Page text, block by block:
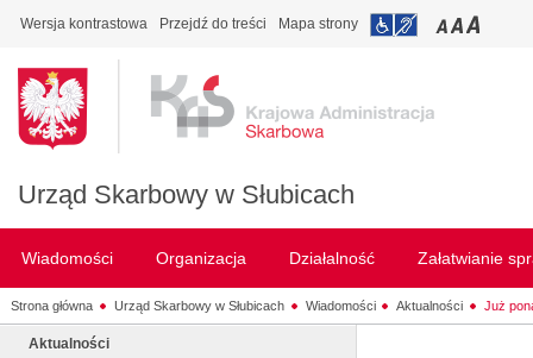
Wersja kontrastowa Przejdź do treści Mapa strony
Urząd Skarbowy w Słubicach
Wiadomości Organizacja Działalność Załatwianie
Strona główna Urząd Skarbowy w Słubicach Wiadomości Aktualności Już
Aktualności